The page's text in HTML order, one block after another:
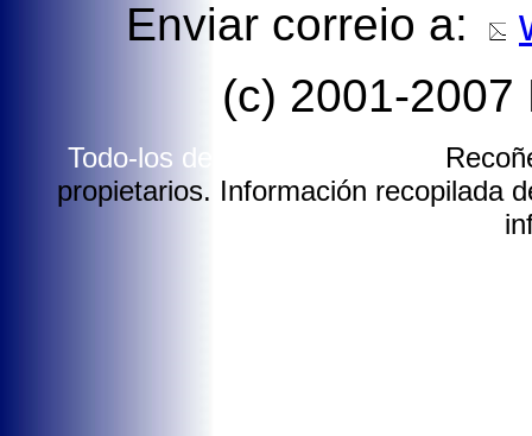
Enviar correio a:
(c) 2001-
Todo-los dereitos reservados.
propietarios. Información recopilada